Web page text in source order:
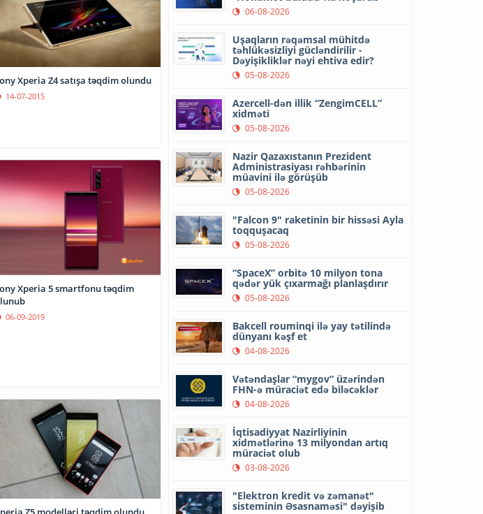
Xperia Z4 satışa təqdim olundu
14-07-2015
Xperia 5 smartfonu təqdim
06-09-2019
06-08-2026
Uşaqların rəqəmsal mühitdə
təhlükəsizliyi gücləndirilir -
Dəyişikliklər nəyi ehtiva edir?
05-08-2026
Azercell-dən illik “ZengimCELL”
xidməti
05-08-2026
Nazir Qazaxıstanın Prezident
Administrasiyası rəhbərinin
müavini ilə görüşüb
05-08-2026
"Falcon 9" raketinin bir hissəsi Ayla
toqquşacaq
05-08-2026
“SpaceX” orbitə 10 milyon tona
qədər yük çıxarmağı planlaşdırır
05-08-2026
Bakcell rouminqi ilə yay tətilində
dünyanı kəşf et
04-08-2026
Vətəndaşlar “mygov” üzərindən
FHN-ə müraciət edə biləcəklər
04-08-2026
İqtisadiyyat Nazirliyinin
xidmətlərinə 13 milyondan artıq
müraciət olub
03-08-2026
"Elektron kredit və zəmanət"
sisteminin Əsasnaməsi" dəyişib